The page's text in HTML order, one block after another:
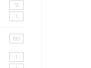
9
1
60
1